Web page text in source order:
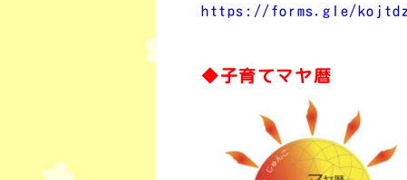
https://forms.gle/
◆子育てマヤ暦